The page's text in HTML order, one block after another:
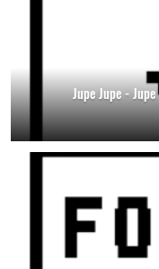
Jupe Jupe -